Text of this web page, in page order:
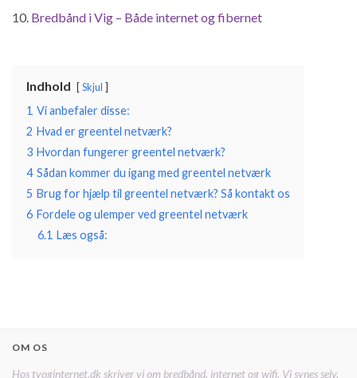
Bredbånd i Vig – Både internet og fibernet
Indhold Skjul
1 Vi anbefaler disse:
2 Hvad er greentel netværk?
3 Hvordan fungerer greentel netværk?
4 Sådan kommer du igang med greentel netværk
5 Brug for hjælp til greentel netværk? Så kontakt os
6 Fordele og ulemper ved greentel netværk
6.1 Læs også:
OM OS
Hos tvoginternet.dk skriver vi om bredbånd, internet og wifi. Vi synes selv,